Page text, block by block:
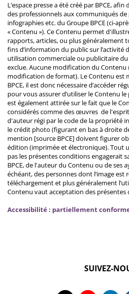
L’espace presse a été créé par BPCE, afin
des professionnels aux communiqués de
infographies etc. du Groupe BPCE (ci-
« Contenu »). Ce Contenu permet
rapports, articles, ou plus généralement
fins d’information du public sur l’activité
utilisation commerciale ou publicitaire
exclue. Aucune modification du Contenu
modification de format). Le Contenu est
BPCE, il est donc nécessaire d’accéder
pour vous assurer d’utiliser le Contenu
est également attirée sur le fait que le
considérés comme des œuvres de
d'auteur régi par le code de la propriété
le crédit photo (figurant en bas à droite
mention [source BPCE] doivent figurer
édition (imprimée et électronique). Tout
pas les présentes conditions engagerait
BPCE, de l'auteur du Contenu ou de ses
échéant, des personnes dont l’image
téléchargement et plus généralement
Contenu vaut acceptation des présentes
Accessibilité : partiellement
SUIVEZ-